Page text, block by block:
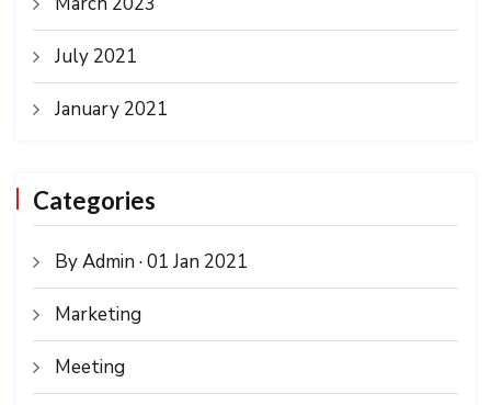
July 2021
January 2021
Categories
By Admin · 01 Jan 2021
Marketing
Meeting